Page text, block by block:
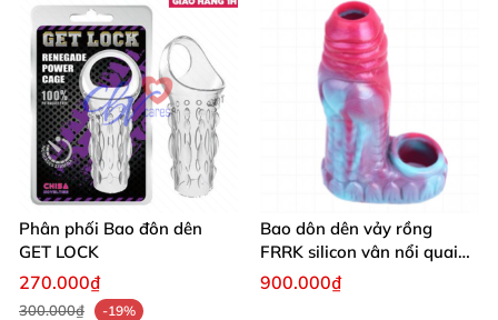
Phân phối Bao đôn dên
GET LOCK
270.000₫
300.000₫ -19%
Bao dôn dên vảy rồng
FRRK silicon vân nổi quai
đeo bìu
900.000₫